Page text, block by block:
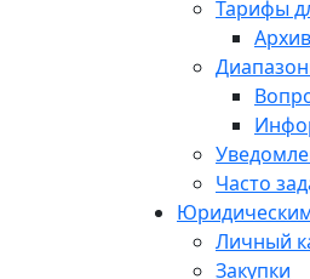
Тарифы
Архив
Часто
Личный
Закупки